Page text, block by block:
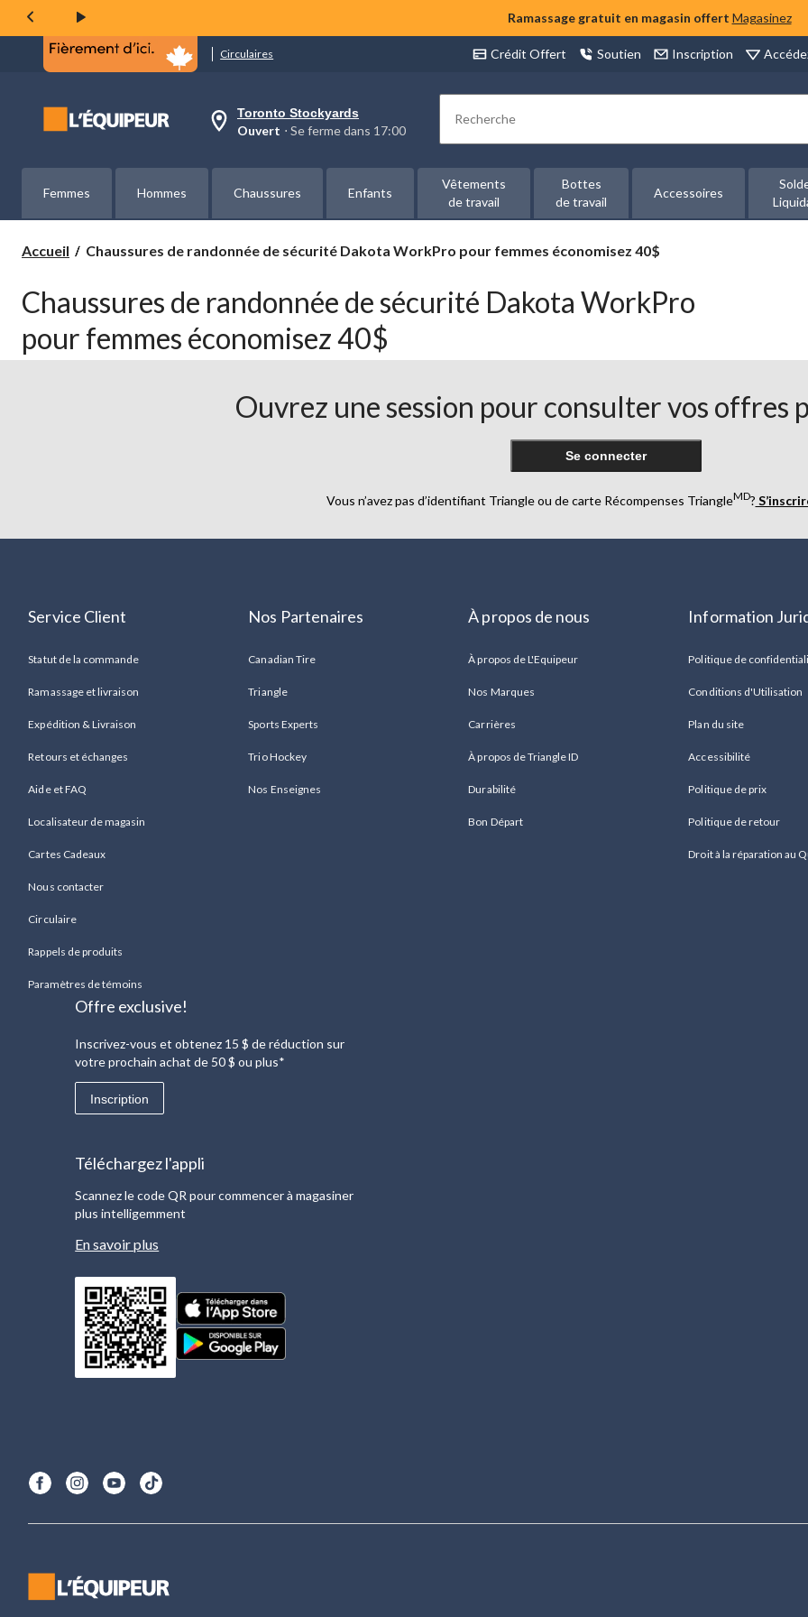
Ramassage gratuit en magasin offert Magasinez
Circulaires Crédit Offert Soutien Inscription
votre
est
Toronto
Stockyards,
Se
ferme
17:00
cliquer
changer
Toronto Stockyards
Ouvert ⋅ Se ferme dans 17:00 Rechercher
Femmes Hommes Chaussures Enfants
Vêtements
de travail
Bottes
de travail
Accessoires
Accueil
Chaussures
de
sécurité
Dakota
WorkPro
Chaussures de randonnée de sécurité Dakota WorkPro pour femmes économisez 40$
Chaussures de randonnée de sécurité Dakota WorkPro
pour femmes économisez 40$
Ouvrez une session pour consulter vos offres
Se connecter
Vous n’avez pas d’identifiant Triangle ou de carte Récompenses TriangleMD?
Service Client
Statut de la commande
Ramassage et livraison
Expédition & Livraison
Retours et échanges
Aide et FAQ
Localisateur de magasin
Cartes Cadeaux
Nous contacter
Circulaire
Rappels de produits
Paramètres de témoins
Nos Partenaires
Canadian Tire
Triangle
Sports Experts
Trio Hockey
Nos Enseignes
À propos de nous
À propos de L'Equipeur
Nos Marques
Carrières
À propos de Triangle ID
Durabilité
Bon Départ
Information
Politique de
Conditions d'Utilisation
Plan du site
Accessibilité
Politique de prix
Politique de retour
Droit à la réparation au
Offre exclusive!
Inscrivez-vous et obtenez 15 $ de réduction sur
votre prochain achat de 50 $ ou plus*
Inscription
Téléchargez l'appli
Scannez le code QR pour commencer à magasiner
plus intelligemment
En savoir plus